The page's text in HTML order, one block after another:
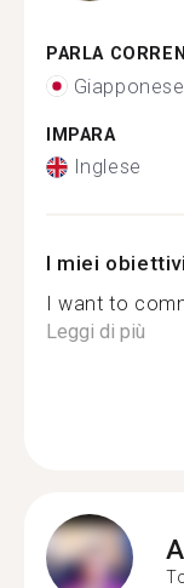
PARLA
Giapponese
IMPARA
Inglese
I miei
I want to
Leggi di più